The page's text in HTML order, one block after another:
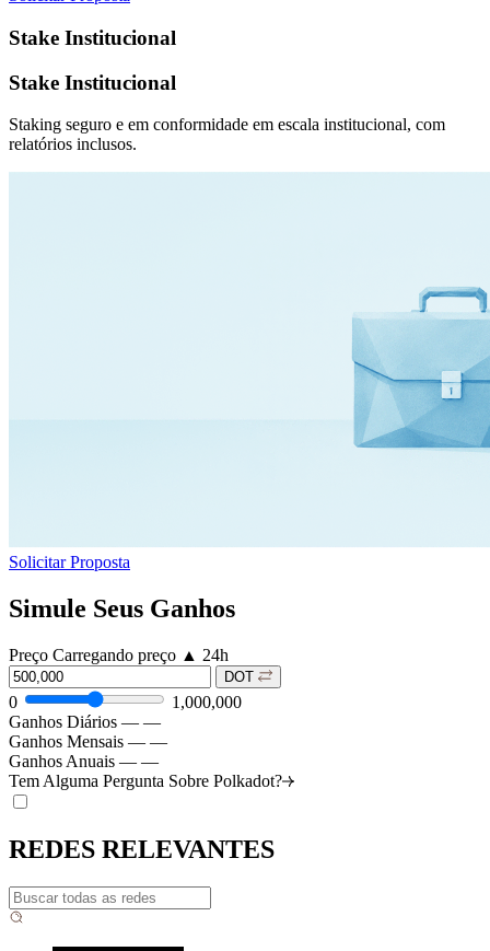
Stake Institucional
Stake Institucional
Staking seguro e em conformidade em escala institucional, com
relatórios inclusos.
Solicitar Proposta
Simule Seus Ganhos
Preço Carregando preço ▲ 24h
DOT
0
1,000,000
Ganhos Diários — —
Ganhos Mensais — —
Ganhos Anuais — —
Tem Alguma Pergunta Sobre Polkadot?
REDES RELEVANTES